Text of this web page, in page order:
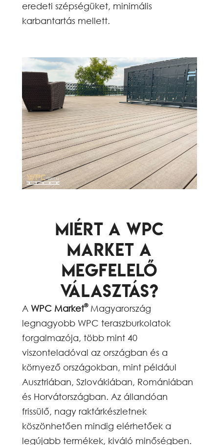
eredeti szépségüket, minimális
karbantartás mellett.
Miért a WPC
Market a
megfelelő
választás?
A WPC Market®Magyarország
legnagyobb WPC teraszburkolatok
forgalmazója, több mint 40
viszonteladóval az országban és a
környező országokban, mint például
Ausztriában, Szlovákiában, Romániában
és Horvátországban. Az állandóan
frissülő, nagy raktárkészletnek
köszönhetően mindig elérhetőek a
legújabb termékek, kiváló minőségben.